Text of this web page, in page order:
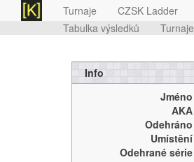
Turnaje CZSK Ladder
Tabulka výsledků
Turnaje
Info
Jméno
AKA
Odehráno
Umístění
Odehrané série